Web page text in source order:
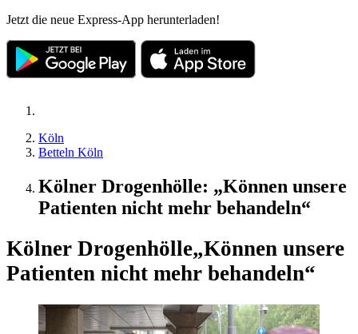
Jetzt die neue Express-App herunterladen!
Köln
Betteln Köln
Kölner Drogenhölle: „Können unsere
Patienten nicht mehr behandeln“
Kölner Drogenhölle„Können unsere
Patienten nicht mehr behandeln“